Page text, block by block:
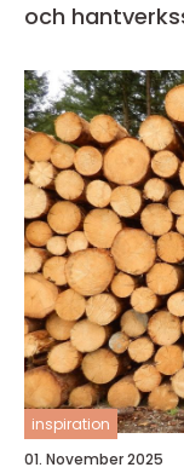
och
inspiration
01. November 2025